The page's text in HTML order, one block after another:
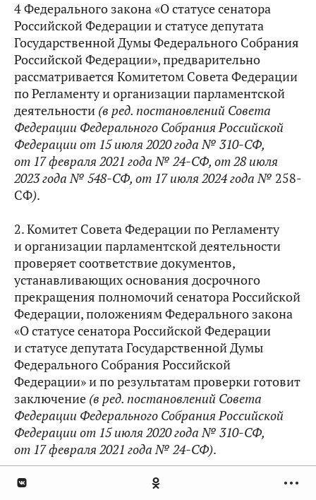
4 Федерального закона «О статусе сенатора
Российской Федерации и статусе депутата
Государственной Думы Федерального Собрания
Российской Федерации», предварительно
рассматривается Комитетом Совета Федерации
по Регламенту и организации парламентской
деятельности (в ред. постановлений Совета
Федерации Федерального Собрания Российской
Федерации от 15 июля 2020 года № 310-СФ,
от 17 февраля 2021 года № 24-СФ, от 28 июля
2023 года № 548-СФ, от 17 июля 2024 года № 258-
СФ).
2. Комитет Совета Федерации по Регламенту
и организации парламентской деятельности
проверяет соответствие документов,
устанавливающих основания досрочного
прекращения полномочий сенатора Российской
Федерации, положениям Федерального закона
«О статусе сенатора Российской Федерации
и статусе депутата Государственной Думы
Федерального Собрания Российской
Федерации» и по результатам проверки готовит
заключение (в ред. постановлений Совета
Федерации Федерального Собрания Российской
Федерации от 15 июля 2020 года № 310-СФ,
от 17 февраля 2021 года № 24-СФ).
21
. Вопрос о досрочном прекращении